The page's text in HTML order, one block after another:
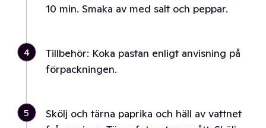
10 min. Smaka av med salt och peppar.
4
Tillbehör: Koka pastan enligt anvisning på
förpackningen.
5
Skölj och tärna paprika och häll av vattnet